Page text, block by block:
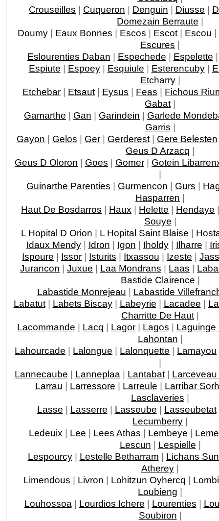
Crouseilles | Cuqueron | Denguin | Diusse |
Domezain Berraute |
Doumy| Eaux Bonnes | Escos | Escot| Escou |
Escures |
Eslourenties Daban | Espechede | Espelette
Espiute | Espoey| Esquiule | Esterencuby|
Etcharry|
Etchebar | Etsaut | Eysus | Feas | Fichous
Gabat |
Gamarthe | Gan | Garindein | Garlede
Garris |
Gayon | Gelos | Ger| Gerderest| Gere Belesten
Geus D Arzacq |
Geus D Oloron | Goes | Gomer | Gotein
|
Guinarthe Parenties | Gurmencon | Gurs |
Hasparren |
Haut De Bosdarros | Haux | Helette | Hendaye
Souye |
L Hopital D Orion | L Hopital Saint Blaise |
Idaux Mendy| Idron | Igon | Iholdy| Ilharre |
Ispoure | Issor | Isturits | Itxassou | Izeste |
Jurancon | Juxue | Laa Mondrans | Laas |
Bastide Clairence |
Labastide Monrejeau | Labastide
Labatut| Labets Biscay| Labeyrie | Lacadee |
Charritte De Haut |
Lacommande | Lacq | Lagor| Lagos | Laguinge
Lahontan |
Lahourcade | Lalongue | Lalonquette | Lamayou
|
Lannecaube | Lanneplaa | Lantabat| Larceveau
Larrau | Larressore | Larreule | Larribar
Lasclaveries |
Lasse | Lasserre | Lasseube | Lasseubetat
Lecumberry |
Ledeuix | Lee | Lees Athas | Lembeye | Leme
Lescun | Lespielle |
Lespourcy| Lestelle Betharram | Lichans
Atherey |
Limendous | Livron | Lohitzun Oyhercq |
Loubieng |
Louhossoa | Lourdios Ichere | Lourenties |
Soubiron |